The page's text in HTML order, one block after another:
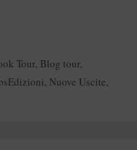
Tour, Blog tour,
, Nuove Uscite,